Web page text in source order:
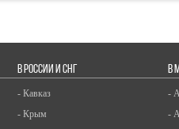
В РОССИИ И СНГ
- Кавказ
- Крым
В
-
-